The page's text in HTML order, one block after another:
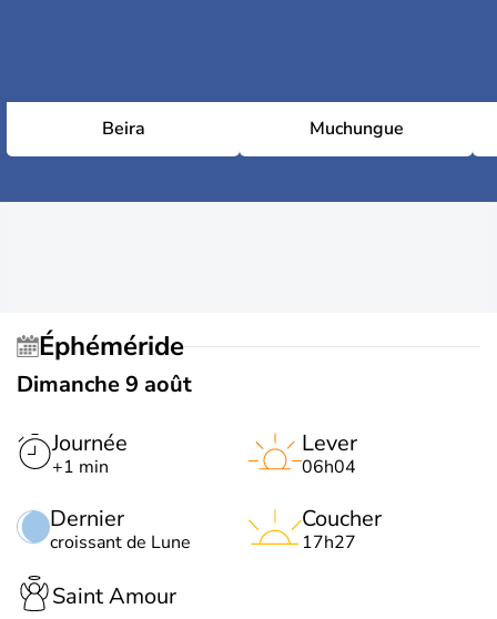
Beira Muchungue
Éphéméride
Dimanche 9 août
Journée
+1 min
Dernier
croissant de Lune
Lever
06h04
Coucher
17h27
Saint Amour